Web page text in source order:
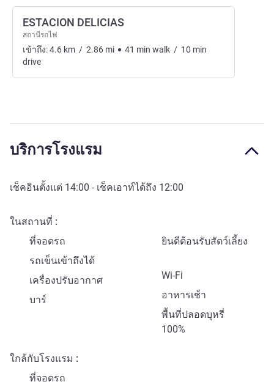
ESTACION DELICIAS
สถานีรถไฟ
เข้าถึง:4.6 km / 2.86 mi 41 min walk / 10 min
drive
บริการโรงแรม
เช็คอินตั้งแต่ 14:00 - เช็คเอาท์ได้ถึง 12:00
ในสถานที่
ที่จอดรถ
ยินดีต้อนรับสัตว์เลี้ยง
รถเข็นเข้าถึงได้
Wi-Fi
เครื่องปรับอากาศ
อาหารเช้า
บาร์
พื้นที่ปลอดบุหรี่
100%
ใกล้กับโรงแรม
ที่จอดรถ